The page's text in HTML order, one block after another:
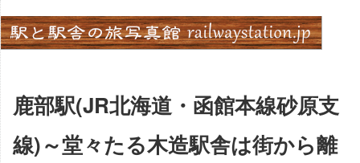
Skip
to
content
鹿部駅(JR北海道・函館本線砂原支
線)～堂々たる木造駅舎は街から離